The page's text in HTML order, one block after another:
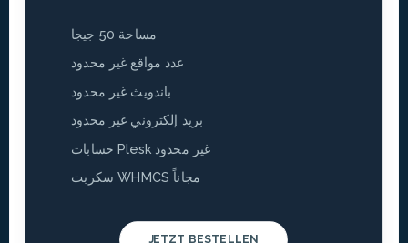
مساحة 50 جيجا
عدد مواقع غير محدود
باندويث غير محدود
بريد إلكتروني غير محدود
حسابات Plesk غير محدود
سكربت WHMCS مجاناً
JETZT BESTELLEN